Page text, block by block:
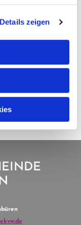
Details zeigen